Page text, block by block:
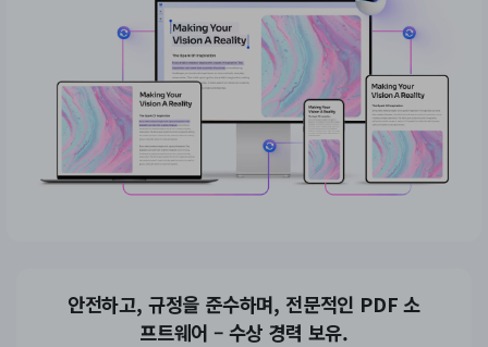
안전하고, 규정을 준수하며, 전문적인 PDF 소
프트웨어 – 수상 경력 보유.